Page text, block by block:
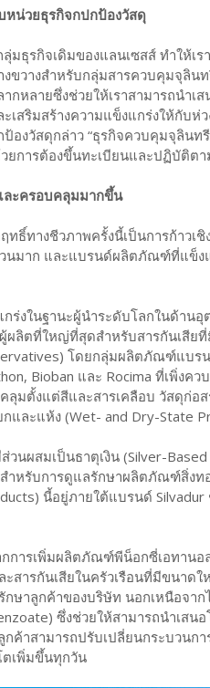
น่วยธุรกิจกปกป้องวัสดุ
มธุรกิจเดิมของแลนเซสส์ ทำให้
ขวางสำหรับกลุ่มสารควบคุมจุลิ
หลายซึ่งช่วยให้เราสามารถนำเ
สริมสร้างความแข็งแกร่งให้กับห่
วัสดุกล่าว “ธุรกิจควบคุมจุลินทรี
ยการต้องขึ้นทะเบียนและปฏิบัติต
ะครอบคลุมมากขึ้น
ฤทธิ์ทางชีวภาพครั้งนี้เป็นการก้า
นมาก และแบรนด์ผลิตภัณฑ์ที่แข็ง
ร่งในฐานะผู้นำระดับโลกในด้าน
ผลิตที่ใหญ่ที่สุดสำหรับสารกันเสีย
โดยกลุ่มผลิตภัณฑ์แบร
Bioban และ Rocima ที่เพิ่ง
มตั้งแต่สีและสารเคลือบ วัสดุก่อ
และแห้ง (Wet- and Dry-State
ส่วนผสมเป็นธาตุเงิน (Silver-
ำหรับการดูแลรักษาผลิตภัณฑ์สิ่ง
นี้อยู่ภายใต้แบรนด์
กการเพิ่มผลิตภัณฑ์พีน็อกซี่เอทานอ
ารกันเสียในครัวเรือนที่มีขนาด
ษาลูกค้าของบริษัท นอกเหนือจา
ซึ่งช่วยให้สามารถนำเส
ค้าสามารถปรับเปลี่ยนกระบวนก
ตเพิ่มขึ้นทุกวัน